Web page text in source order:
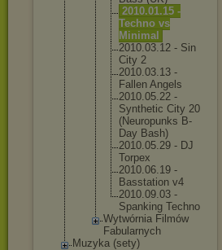
2010.01.15 -
Techno vs
Minimal
2010.03.12 - Sin
City 2
2010.03.13 -
Fallen Angels
2010.05.22 -
Synthetic City 20
(Neuropunks B-
Day Bash)
2010.05.29 - DJ
Torpex
2010.06.19 -
Basstation v4
2010.09.03 -
Spanking Techno
Wytwórnia Filmów
Fabularnych
Muzyka (sety)